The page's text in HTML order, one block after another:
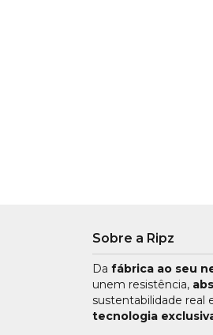
Sobre a Ripz
Da fábrica ao seu
unem resistência,
sustentabilidade real
tecnologia